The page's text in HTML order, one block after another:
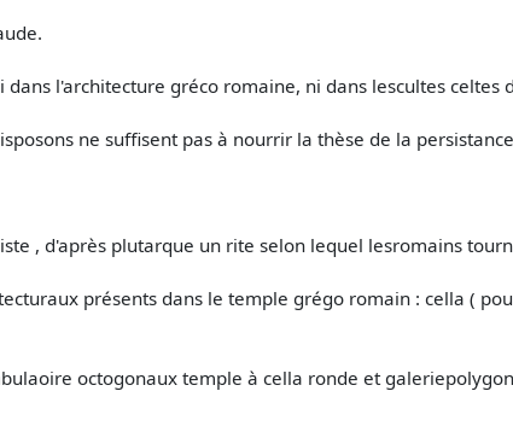
l'architecture gréco romaine, ni dans lescultes celtes
ne suffisent pas à nourrir la thèse de la
, d'après plutarque un rite selon lequel lesromains
présents dans le temple grégo romain : cella (
octogonaux temple à cella ronde et